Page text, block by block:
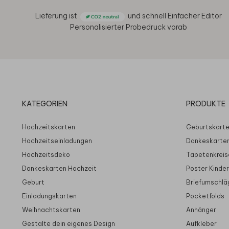
Lieferung ist und schnell Einfacher Editor
Personalisierter Probedruck vorab
KATEGORIEN
Hochzeitskarten
Hochzeitseinladungen
Hochzeitsdeko
Dankeskarten Hochzeit
Geburt
Einladungskarten
Weihnachtskarten
Gestalte dein eigenes Design
PRODUKTE
Poster
Pocketfolds
Anhänger
Aufkleber